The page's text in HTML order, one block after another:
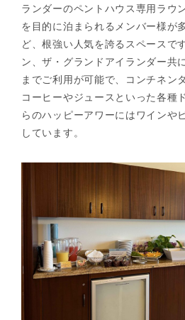
ランダーのペントハウス専用ラウ
を目的に泊まられるメンバー様が
ど、根強い人気を誇るスペースで
ン、ザ・グランドアイランダー共
までご利用が可能で、コンチネン
コーヒーやジュースといった各種
らのハッピーアワーにはワインや
しています。